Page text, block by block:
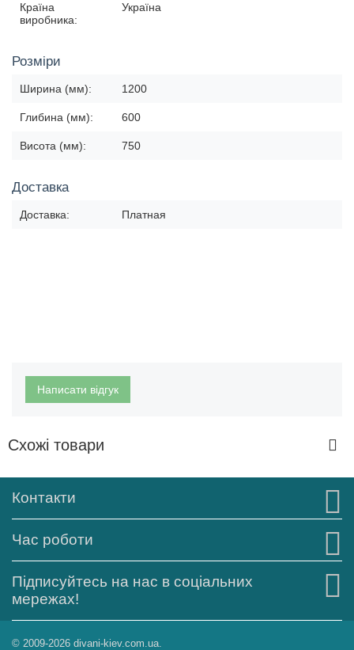
Країна
виробника:
Україна
Розміри
Ширина (мм): 1200
Глибина (мм): 600
Висота (мм): 750
Доставка
Доставка: Платная
Написати відгук
Схожі товари
Контакти
Час роботи
Підписуйтесь на нас в соціальних
мережах!
© 2009-2026 divani-kiev.com.ua.